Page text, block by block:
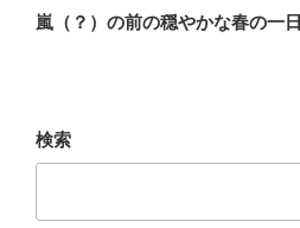
ゲ
ン
の
嵐（？）の前の穏やかな春の一日
検索